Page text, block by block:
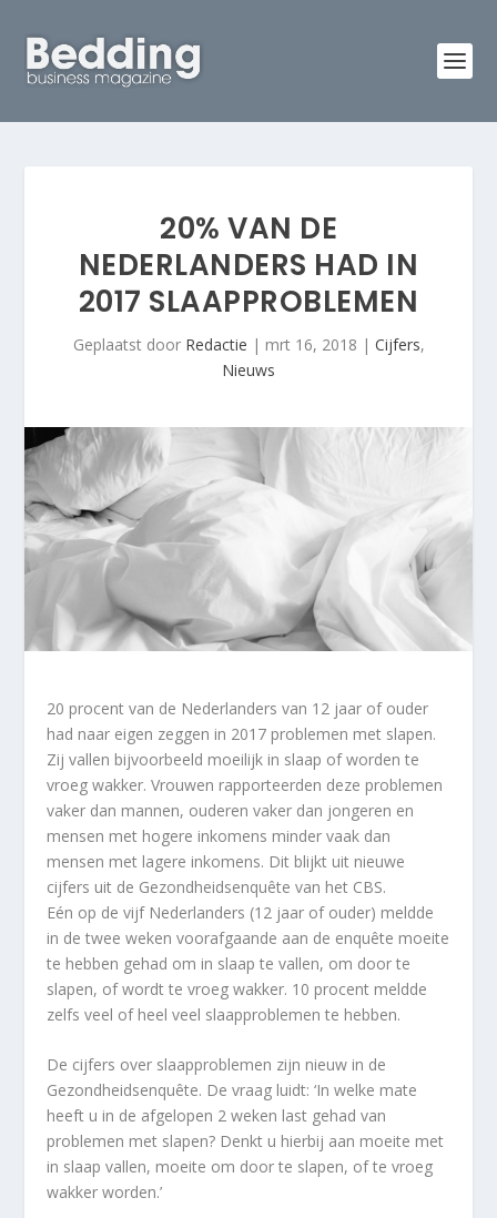
20% VAN DE
NEDERLANDERS HAD IN
2017 SLAAPPROBLEMEN
Geplaatst door Redactie | mrt 16, 2018 | Cijfers,
Nieuws
20 procent van de Nederlanders van 12 jaar of ouder
had naar eigen zeggen in 2017 problemen met slapen.
Zij vallen bijvoorbeeld moeilijk in slaap of worden te
vroeg wakker. Vrouwen rapporteerden deze problemen
vaker dan mannen, ouderen vaker dan jongeren en
mensen met hogere inkomens minder vaak dan
mensen met lagere inkomens. Dit blijkt uit nieuwe
cijfers uit de Gezondheidsenquête van het CBS.
Eén op de vijf Nederlanders (12 jaar of ouder) meldde
in de twee weken voorafgaande aan de enquête moeite
te hebben gehad om in slaap te vallen, om door te
slapen, of wordt te vroeg wakker. 10 procent meldde
zelfs veel of heel veel slaapproblemen te hebben.
De cijfers over slaapproblemen zijn nieuw in de
Gezondheidsenquête. De vraag luidt: ‘In welke mate
heeft u in de afgelopen 2 weken last gehad van
problemen met slapen? Denkt u hierbij aan moeite met
in slaap vallen, moeite om door te slapen, of te vroeg
wakker worden.’